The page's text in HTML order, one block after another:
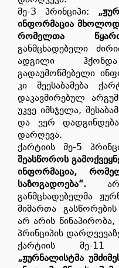
მე-3 პრინციპი:
ინფორმაცია
რომელთა
განმცხადებელი
ადგილი
გადაუმოწმებელი
კი შეესაბამება
დაკავშირებულ
უკვე იმსჯელა,
და ვერ
დარღევა.
ქარტიის მე-5
შეასწოროს
ინფორმაცია,
საზოგადოება“. არ
განმცხადებელმა
მიმართა
არ არის
პრინციპის
ქარტიის მე-11
„ჟურნალისტმა